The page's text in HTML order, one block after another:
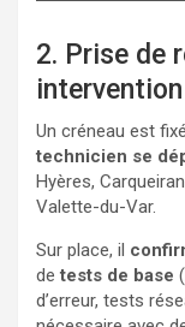
2. Prise de
Un créneau est
technicien se
Hyères,
Valette-du-Var.
Sur place, il
detests de base
d’erreur, tests